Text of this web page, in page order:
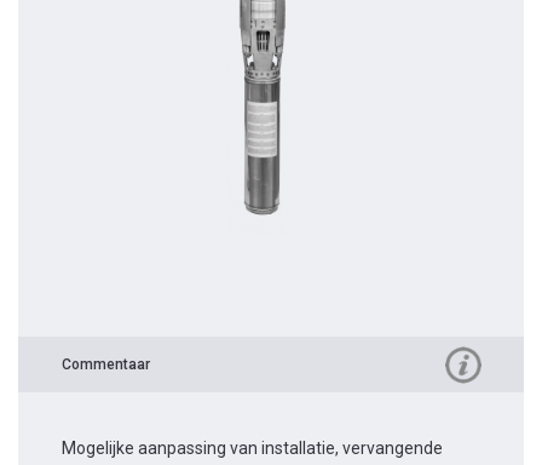
Commentaar
Mogelijke aanpassing van installatie, vervangende